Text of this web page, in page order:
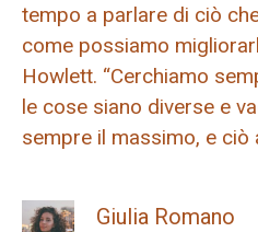
tempo a parlare di ciò
come possiamo
Howlett. “Cerchiamo
le cose siano diverse e
sempre il massimo, e ciò
Giulia Romano